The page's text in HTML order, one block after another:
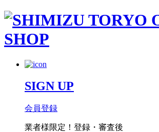
SIGN UP
会員登録
業者様限定！ 登録・審査後